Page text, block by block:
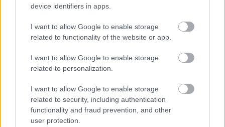
device identifiers in apps.
I want to allow Google to enable storage
related to functionality of the website or app.
I want to allow Google to enable storage
related to personalization.
I want to allow Google to enable storage
related to security, including authentication
functionality and fraud prevention, and other
user protection.
Mindenki azt hiszi, hogy
lángos is jót tehe
Támogatott Tartalom
Neked is rosaceás a bőrőd?